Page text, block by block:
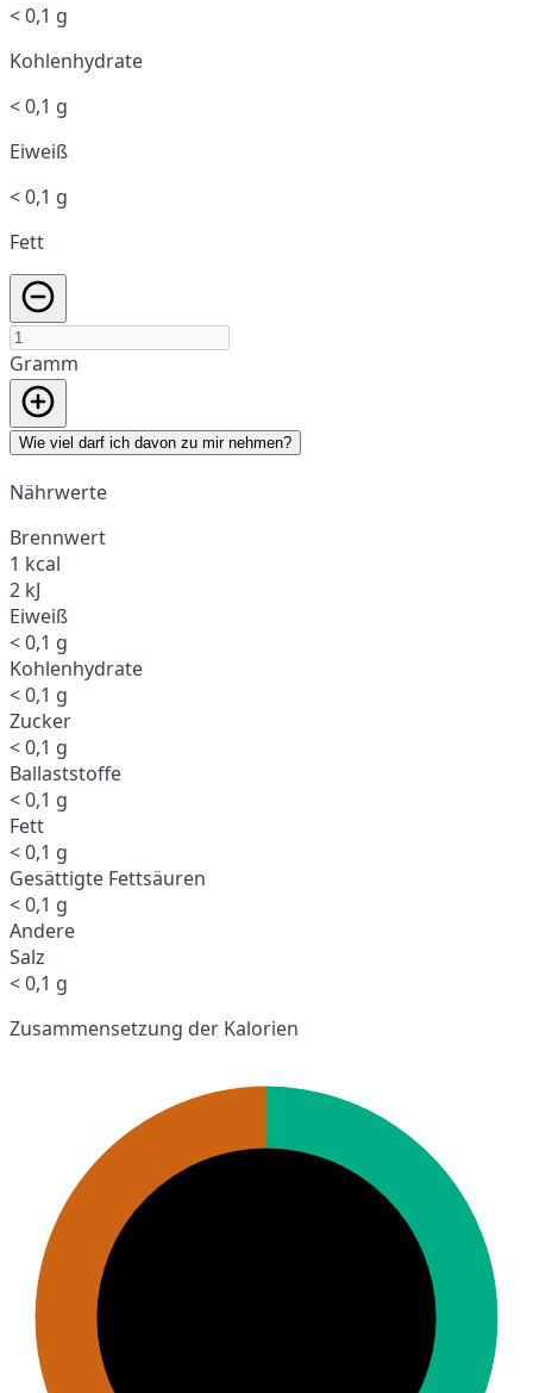
< 0,1 g
Kohlenhydrate
< 0,1 g
Eiweiß
< 0,1 g
Fett
Gramm
Wie viel darf ich davon zu mir nehmen?
Nährwerte
Brennwert
1 kcal
2 kJ
Eiweiß
< 0,1 g
Kohlenhydrate
< 0,1 g
Zucker
< 0,1 g
Ballaststoffe
< 0,1 g
Fett
< 0,1 g
Gesättigte Fettsäuren
< 0,1 g
Andere
Salz
< 0,1 g
Zusammensetzung der Kalorien